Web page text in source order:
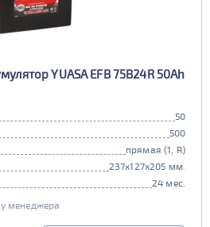
YUASA EFB 75B24R 50Ah
50
500
прямая (1, R)
237x127x205 мм.
24 мес.
менеджера